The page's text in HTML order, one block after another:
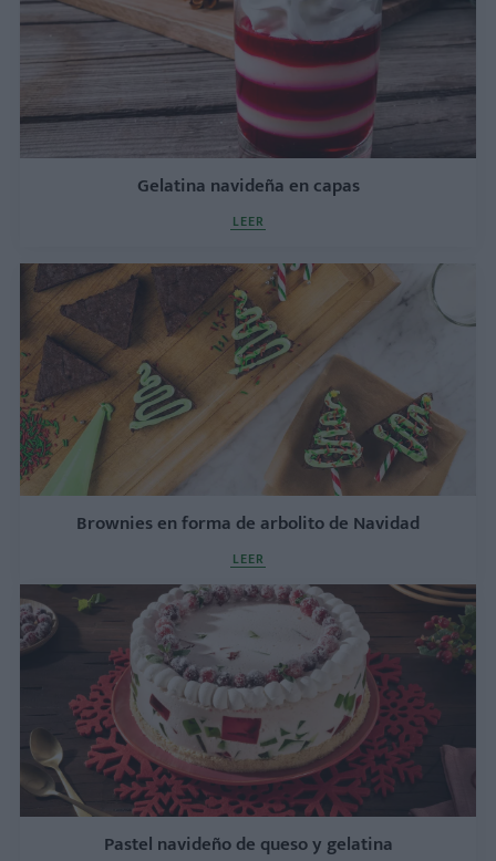
Gelatina navideña en capas
LEER
Brownies en forma de arbolito de Navidad
LEER
Pastel navideño de queso y gelatina